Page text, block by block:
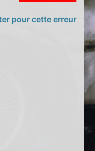
pour cette erreur